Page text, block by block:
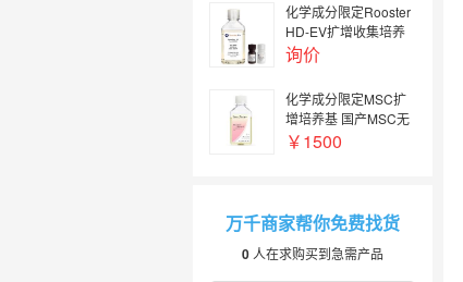
化学成分限定Rooster
HD-EV扩增收集培养
基-RoosterBio品牌
询价
化学成分限定MSC扩
增培养基 国产MSC无
血清培养基
￥1500
万千商家帮你免费找货
0 人在求购买到急需产品